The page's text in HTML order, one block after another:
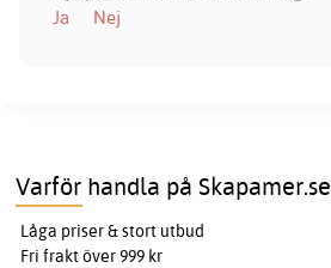
Ja
Nej
Varför handla på Skapamer.se
Låga priser & stort utbud
Fri frakt över 999 kr